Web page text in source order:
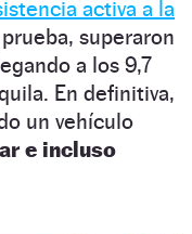
activa a la
superaron
a los 9,7
En definitiva,
un vehículo
e incluso